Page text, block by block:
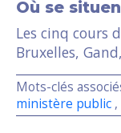
Où se
Les cinq cours
Bruxelles,
Mots-clés
ministère public ,